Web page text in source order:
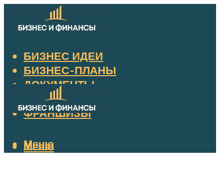
БИЗНЕС ИДЕИ
БИЗНЕС-ПЛАНЫ
ДОКУМЕНТЫ
НАЛОГИ
ФРАНШИЗЫ
Меню
Меню